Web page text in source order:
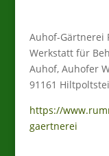
Auhof-Gärtnerei
Werkstatt für
Auhof, Auhofer
91161
https://
gaertnerei